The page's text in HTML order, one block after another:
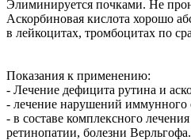
Элиминируется почками. Не
Аскорбиновая кислота хорошо
в лейкоцитах, тромбоцитах по
Показания к применению:
- Лечение дефицита рутина и
- лечение нарушений иммунного
- в составе комплексного
ретинопатии, болезни Верльгофа.